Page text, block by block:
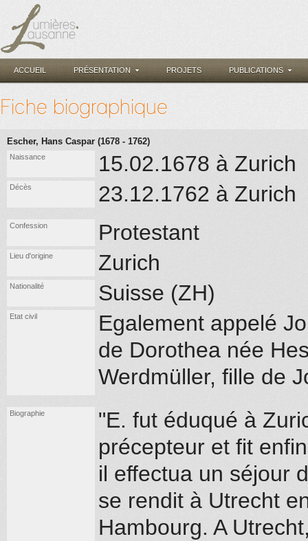
ACCUEIL PRÉSENTATION PROJETS PUBLICATIONS
Fiche biographique
Escher, Hans Caspar (1678 - 1762)
Naissance 15.02.1678 à Zurich
Décès 23.12.1762 à Zurich
Confession Protestant
Lieu d'origine Zurich
Nationalité Suisse (ZH)
Etat civil
Egalement appelé
de Dorothea née
Werdmüller, fille de
Biographie
"E. fut éduqué à
précepteur et fit
il effectua un séjour
se rendit à Utrecht
Hambourg. A